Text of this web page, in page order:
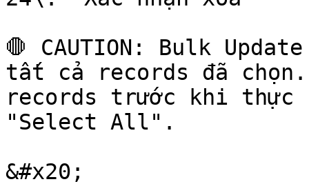
🛑 CAUTION: Bulk
tất cả records đã
records trước khi thực
"Select All".
&#x20;